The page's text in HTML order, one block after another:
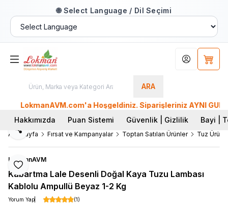
🌐 Select Language / Dil Seçimi
ARA
Hesabım
LokmanAVM.com'a Hoşgeldiniz. Siparişleriniz AYNI GÜN
Hakkımızda
Puan Sistemi Güvenlik | Gizlilik Bayi |
Ana Sayfa Fırsat ve Kampanyalar Toptan Satılan Ürünler Tuz
Favoriye Ekle
Paylaş
LokmanAVM
Kabartma Lale Desenli Doğal Kaya Tuzu Lambası
Kablolu Ampullü Beyaz 1-2 Kg
Yorum Yap (1)